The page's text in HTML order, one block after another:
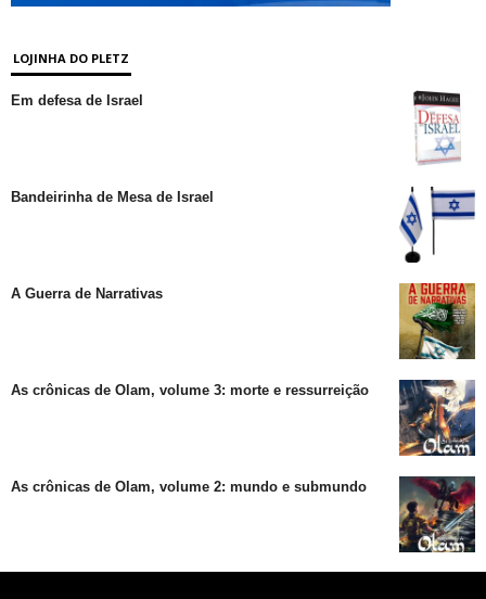
LOJINHA DO PLETZ
Em defesa de Israel
Bandeirinha de Mesa de Israel
A Guerra de Narrativas
As crônicas de Olam, volume 3: morte e ressurreição
As crônicas de Olam, volume 2: mundo e submundo